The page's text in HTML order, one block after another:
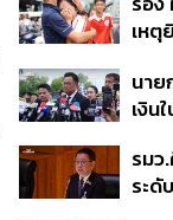
คนผิ
เหตุ
ยืน
ปู่-ย่
นา
เงิน
เฟส
รมว
ระดั